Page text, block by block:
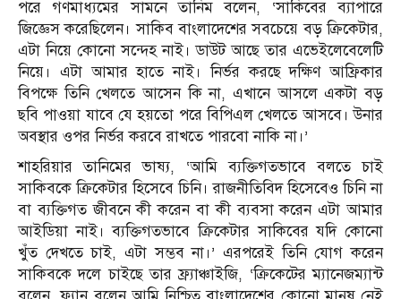
পরে গণমাধ্যমের সামনে তানিম বলেন, ‘সাকিবের ব্যাপারে
জিজ্ঞেস করেছিলেন। সাকিব বাংলাদেশের সবচেয়ে বড় ক্রিকেটার,
এটা নিয়ে কোনো সন্দেহ নাই। ডাউট আছে তার এভেইলেবেলেটি
নিয়ে। এটা আমার হাতে নাই। নির্ভর করছে দক্ষিণ আফ্রিকার
বিপক্ষে তিনি খেলতে আসেন কি না, এখানে আসলে একটা বড়
ছবি পাওয়া যাবে যে হয়তো পরে বিপিএল খেলতে আসবে। উনার
অবস্থার ওপর নির্ভর করবে রাখতে পারবো নাকি না।’
শাহরিয়ার তানিমের ভাষ্য, ‘আমি ব্যক্তিগতভাবে বলতে চাই
সাকিবকে ক্রিকেটার হিসেবে চিনি। রাজনীতিবিদ হিসেবেও চিনি না
বা ব্যক্তিগত জীবনে কী করেন বা কী ব্যবসা করেন এটা আমার
আইডিয়া নাই। ব্যক্তিগতভাবে ক্রিকেটার সাকিবের যদি কোনো
খুঁত দেখতে চাই, এটা সম্ভব না।’ এরপরেই তিনি যোগ করেন
সাকিবকে দলে চাইছে তার ফ্র্যাঞ্চাইজি, ‘ক্রিকেটের ম্যানেজম্যান্ট